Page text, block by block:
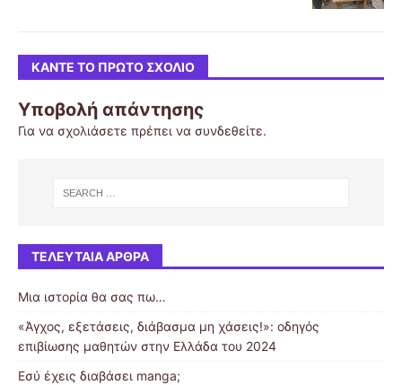
ΚΆΝΤΕ ΤΟ ΠΡΏΤΟ ΣΧΌΛΙΟ
Υποβολή απάντησης
Για να σχολιάσετε πρέπει να συνδεθείτε.
ΤΕΛΕΥΤΑΊΑ ΆΡΘΡΑ
Μια ιστορία θα σας πω…
«Άγχος, εξετάσεις, διάβασμα μη χάσεις!»: οδηγός
επιβίωσης μαθητών στην Ελλάδα του 2024
Εσύ έχεις διαβάσει manga;